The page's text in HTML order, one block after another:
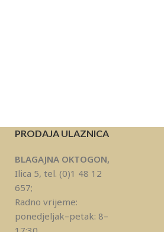
PRODAJA ULAZNICA
BLAGAJNA OKTOGON,
Ilica 5, tel. (0)1 48 12
657;
Radno vrijeme:
ponedjeljak–petak: 8–